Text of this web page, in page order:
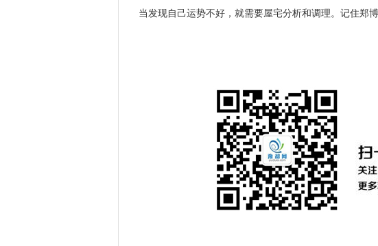
当发现自己运势不好，就需要屋宅分析和调理。记住郑